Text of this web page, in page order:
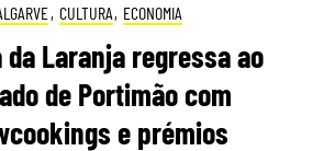
, CULTURA, ECONOMIA
da Laranja regressa ao
de Portimão com
e prémios